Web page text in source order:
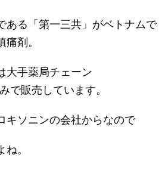
ある「第一三共」がベトナムで
剤。
大手薬局チェーン
で販売しています。
キソニンの会社からなので
。